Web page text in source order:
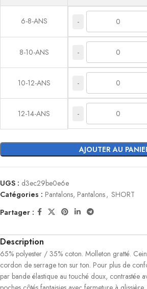
6-8-ANS -
8-10-ANS -
10-12-ANS -
12-14-ANS -
AJOUTER AU
UGS : d3ec29be0e6e
Catégories : Pantalons, Pantalons, SHORT
Partager :
Description
65% polyester / 35% coton. Molleton gratté.
cordon de serrage ton sur ton. Pour plus de
par bande élastique au touché doux, contrastée